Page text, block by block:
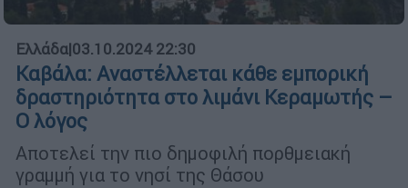
Ελλάδα|03.10.2024 22:30
Καβάλα: Αναστέλλεται κάθε εμπορική
δραστηριότητα στο λιμάνι Κεραμωτής –
Ο λόγος
Αποτελεί την πιο δημοφιλή πορθμειακή
γραμμή για το νησί της Θάσου